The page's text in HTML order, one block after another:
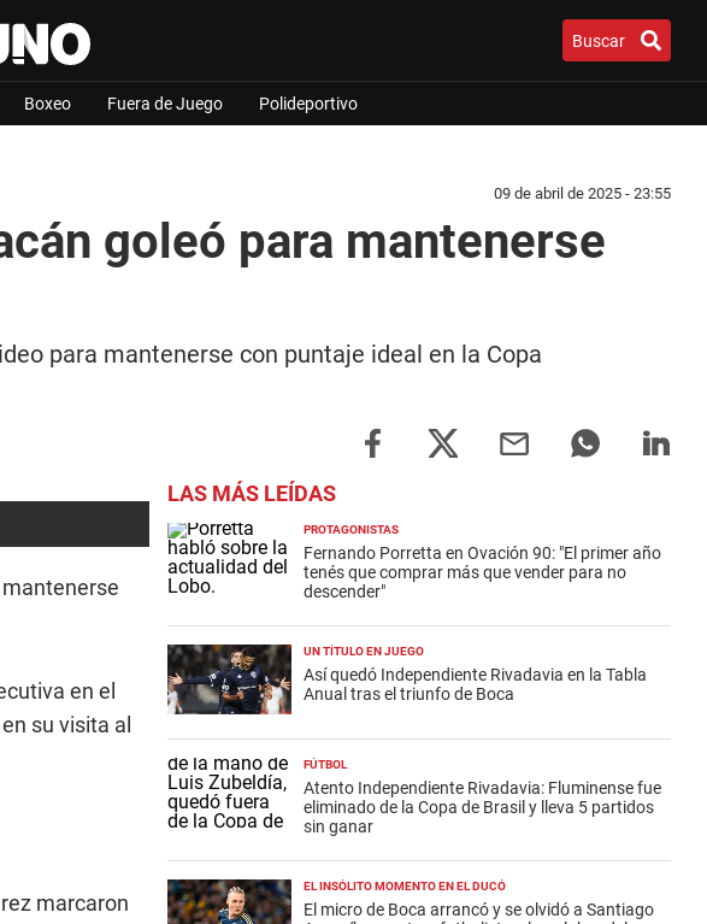
Buscar
Boxeo Fuera de Juego Polideportivo
09 de abril de 2025 - 23:55
goleó para mantenerse
para mantenerse con puntaje ideal en la Copa
en el
su visita al
marcaron
LAS MÁS LEÍDAS
PROTAGONISTAS
Fernando Porretta en Ovación 90: "El primer año
tenés que comprar más que vender para no
descender"
UN TÍTULO EN JUEGO
Así quedó Independiente Rivadavia en la Tabla
Anual tras el triunfo de Boca
FÚTBOL
Atento Independiente Rivadavia: Fluminense fue
eliminado de la Copa de Brasil y lleva 5 partidos
sin ganar
EL INSÓLITO MOMENTO EN EL DUCÓ
El micro de Boca arrancó y se olvidó a Santiago